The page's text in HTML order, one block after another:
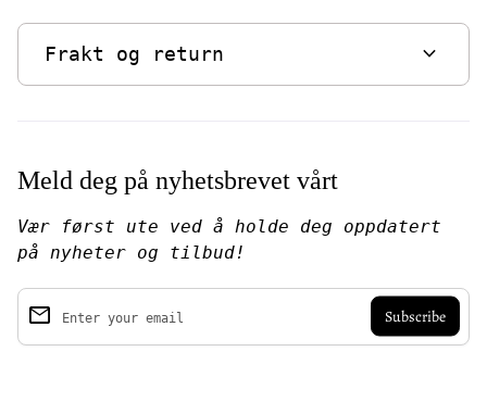
Frakt og return expand_more
Meld deg på nyhetsbrevet vårt
Vær først ute ved å holde deg oppdatert
på nyheter og tilbud!
Enter your email
email